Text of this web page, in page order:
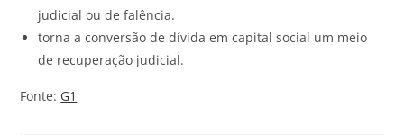
judicial ou de falência.
torna a conversão de dívida em capital social um meio
de recuperação judicial.
Fonte: G1